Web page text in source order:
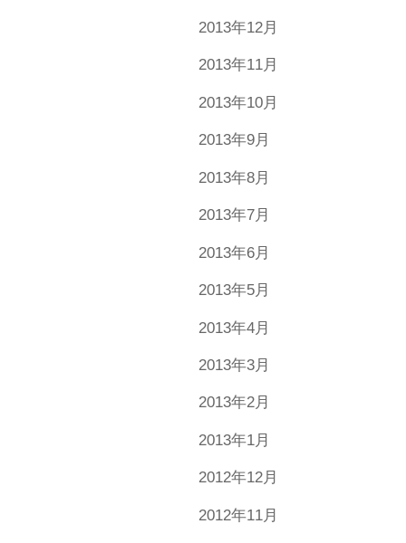
2013年12月
2013年11月
2013年10月
2013年9月
2013年8月
2013年7月
2013年6月
2013年5月
2013年4月
2013年3月
2013年2月
2013年1月
2012年12月
2012年11月